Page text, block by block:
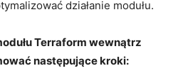
działanie modułu.
Terraform wewnątrz
następujące kroki: